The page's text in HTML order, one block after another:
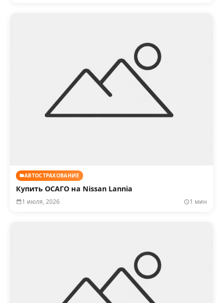
АВТОСТРАХОВАНИЕ
Купить ОСАГО на Nissan Lannia
1 июля, 2026 1 мин